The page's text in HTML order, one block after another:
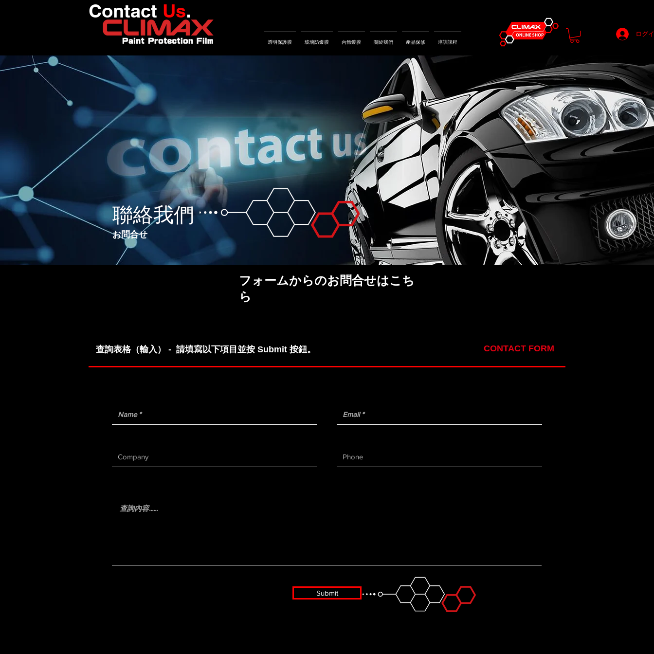
透明保護膜 玻璃防爆膜 內飾鍍膜 關於我們 產品保修 培訓課程
ログ
Contact Us.
​聯絡我們
お問合せ
フォームからのお問合せはこち
ら
查詢表格（輸入） - 請填寫以下項目並按 Submit 按鈕。 CONTACT FORM
Submit